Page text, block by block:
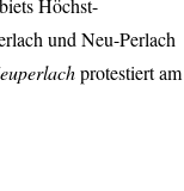
Höchst-
und Neu-Perlach
protestiert am